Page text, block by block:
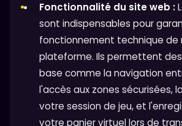
Fonctionnalité du site web :
sont indispensables pour
fonctionnement technique de
plateforme. Ils permettent
base comme la navigation
l'accès aux zones sécurisées,
votre session de jeu, et
votre panier virtuel lors de